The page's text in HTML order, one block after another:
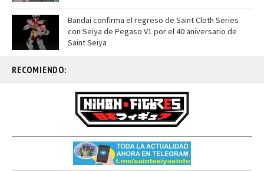
Bandai confirma el regreso de Saint Cloth Series
con Seiya de Pegaso V1 por el 40 aniversario de
Saint Seiya
RECOMIENDO: